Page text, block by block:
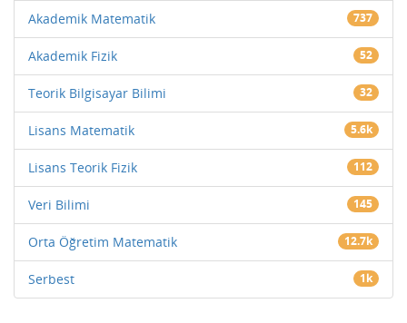
Akademik Matematik 737
Akademik Fizik 52
Teorik Bilgisayar Bilimi 32
Lisans Matematik 5.6k
Lisans Teorik Fizik 112
Veri Bilimi 145
Orta Öğretim Matematik 12.7k
Serbest 1k